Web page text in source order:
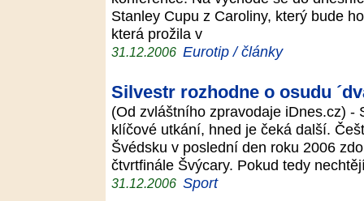
Stanley Cupu z Caroliny, který bude
která prožila v
31.12.2006 Eurotip / články
Silvestr rozhodne o osudu
(Od zvláštního zpravodaje iDnes.cz) -
klíčové utkání, hned je čeká další.
Švédsku v poslední den roku 2006
čtvrtfinále Švýcary. Pokud tedy
31.12.2006 Sport